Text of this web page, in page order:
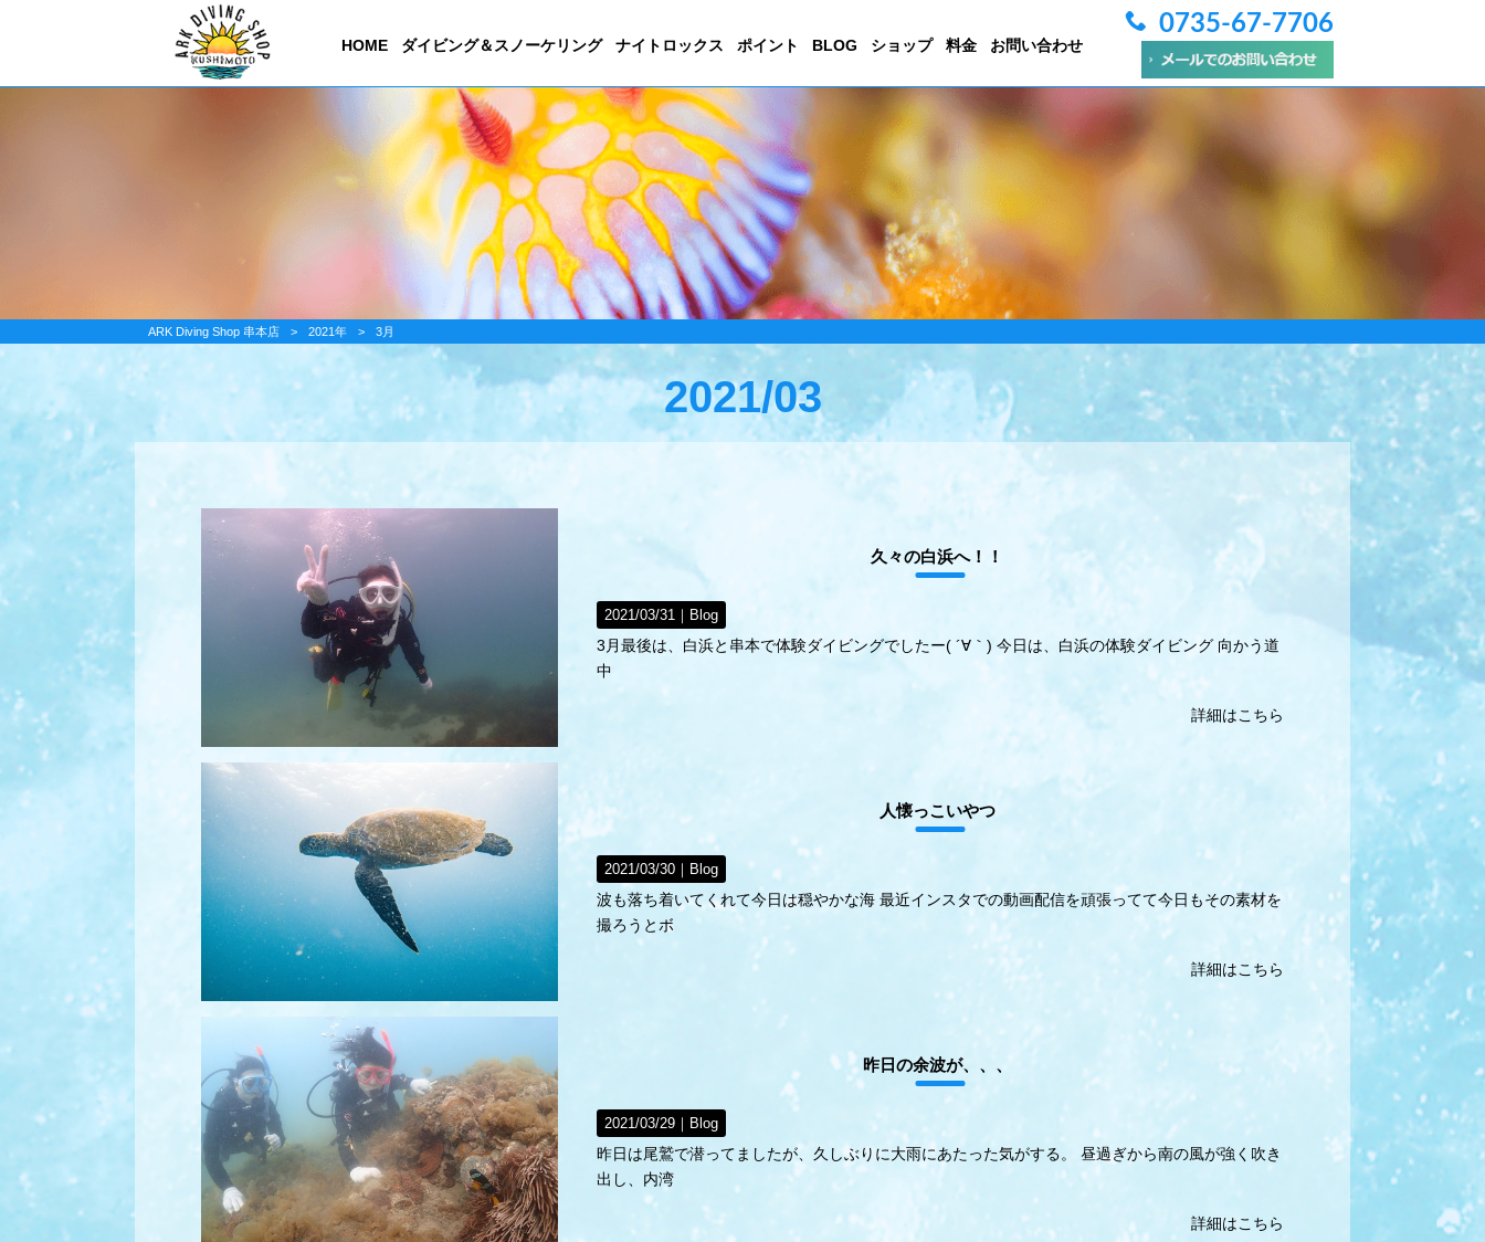
HOME ダイビング＆スノーケリング ナイトロックス ポイント BLOG ショップ 料金 お問い合わせ
0735-67-7706
ARK Diving Shop 串本店 > 2021年 > 3月
2021/03
久々の白浜へ！！
2021/03/31｜ Blog
3月最後は、白浜と串本で体験ダイビングでしたー( ´∀｀) 今日は、白浜の体験ダイビング 向かう道
中
詳細はこちら
人懐っこいやつ
2021/03/30｜ Blog
波も落ち着いてくれて今日は穏やかな海 最近インスタでの動画配信を頑張ってて今日もその素材を
撮ろうとボ
詳細はこちら
昨日の余波が、、、
2021/03/29｜ Blog
昨日は尾鷲で潜ってましたが、久しぶりに大雨にあたった気がする。 昼過ぎから南の風が強く吹き
出し、内湾
詳細はこちら